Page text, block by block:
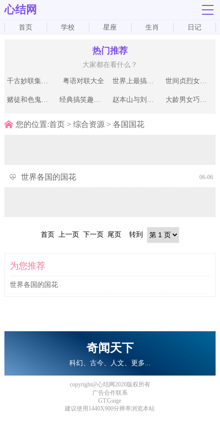
首页 学校 星座 生肖 日记
心结网
热门推荐
大家都在看什么？
千古妙联集锦大全 粤语对联大全 世界上最搞笑的对联 世间贞烈女子进来宽衣解裙
赌徒和色鬼搞笑的对联
您的位置:首页> 综合资源> 各国国花
世界各国的国花 06-06
首页 上一页 下一页 尾页 转到
为您推荐
世界各国的国花
奇闻天下
科幻、古今、人文、更多...
copyright@心结网2020版权所有
广告合作联系
GT:Guige
建议使用1440X900分辨率浏览本站